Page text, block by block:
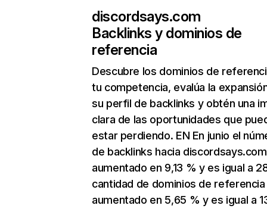
discordsays.com
Backlinks y dominios de
referencia
Descubre los dominios de
tu competencia, evalúa la
su perfil de backlinks y obtén una
clara de las oportunidades que
estar perdiendo. EN En junio el
de backlinks hacia
aumentado en 9,13 % y es igual a
cantidad de dominios de referencia
aumentado en 5,65 % y es igual a